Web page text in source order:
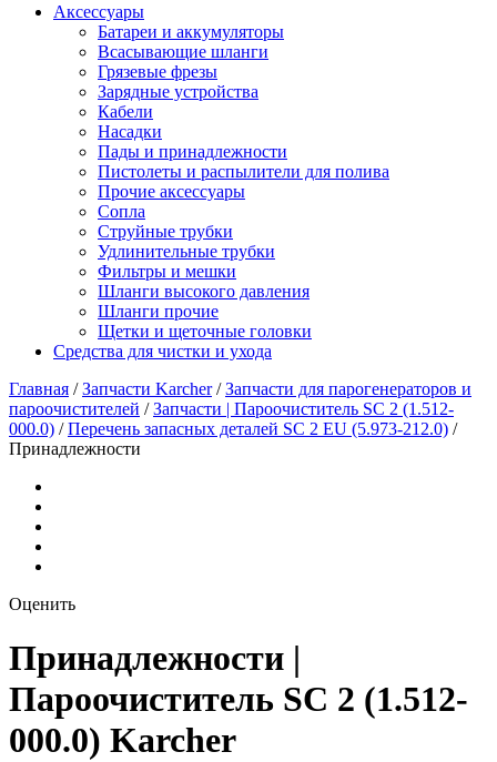
Аксессуары
Батареи и аккумуляторы
Всасывающие шланги
Грязевые фрезы
Зарядные устройства
Кабели
Насадки
Пады и принадлежности
Пистолеты и распылители для полива
Прочие аксессуары
Сопла
Струйные трубки
Удлинительные трубки
Фильтры и мешки
Шланги высокого давления
Шланги прочие
Щетки и щеточные головки
Средства для чистки и ухода
Главная /Запчасти Karcher/Запчасти для парогенераторов и
пароочистителей /Запчасти | Пароочиститель SC 2 (1.512-
000.0) /Перечень запасных деталей SC 2 EU (5.973-212.0) /
Принадлежности
Оценить
Принадлежности |
Пароочиститель SC 2 (1.512-
000.0) Karcher